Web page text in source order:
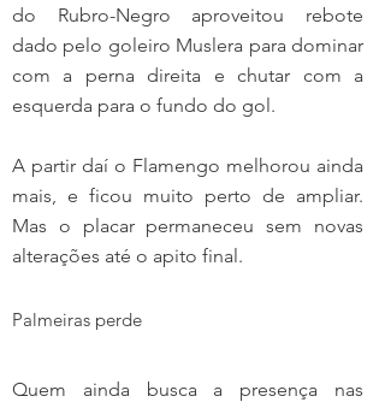
do Rubro-Negro aproveitou rebote
dado pelo goleiro Muslera para dominar
com a perna direita e chutar com a
esquerda para o fundo do gol.
A partir daí o Flamengo melhorou ainda
mais, e ficou muito perto de ampliar.
Mas o placar permaneceu sem novas
alterações até o apito final.
Palmeiras perde
Quem ainda busca a presença nas